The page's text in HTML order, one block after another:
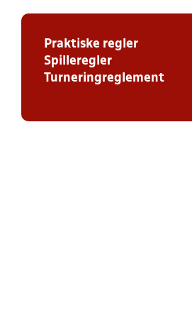
Praktiske regler
Spilleregler
Turneringreglement